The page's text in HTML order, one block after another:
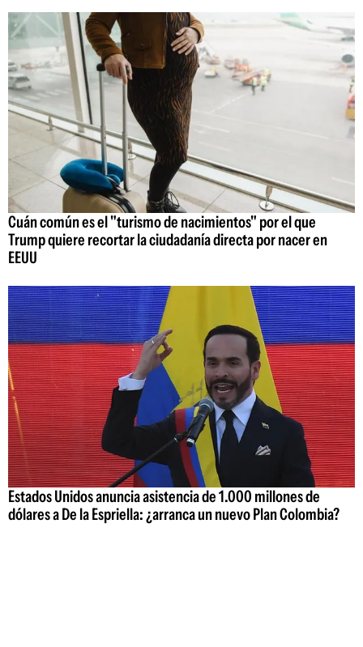
Cuán común es el "turismo de nacimientos" por el que
Trump quiere recortar la ciudadanía directa por nacer en
EEUU
Estados Unidos anuncia asistencia de 1.000 millones de
dólares a De la Espriella: ¿arranca un nuevo Plan Colombia?